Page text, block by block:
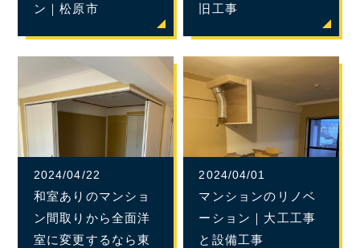
ン｜松原市
旧工事
2024/04/22
和室ありのマンショ
ン間取りから全面洋
室に変更するなら東
2024/04/01
マンションのリノベ
ーション｜大工工事
と設備工事